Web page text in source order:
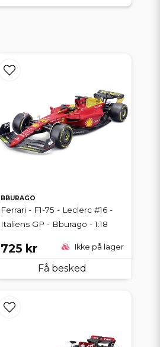
BBURAGO
Ferrari - F1-75 - Leclerc #16 -
Italiens GP - Bburago - 1:18
725 kr Ikke på lager
Få besked